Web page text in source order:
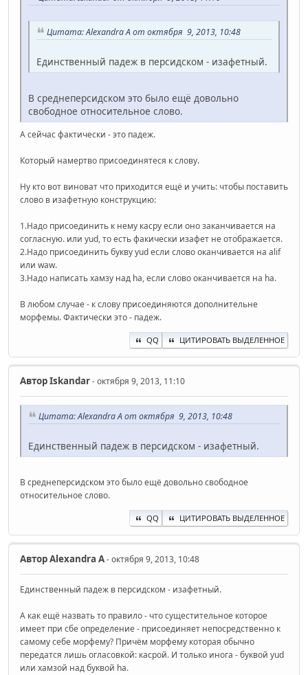
Цитата: Alexandra A от октября 9, 2013, 10:48
Единственный падеж в персидском - изафетный.
В среднеперсидском это было ещё довольно
свободное относительное слово.
А сейчас фактически - это падеж.
Который намертво присоединятеся к слову.
Ну кто вот виноват что приходится ещё и учить: чтобы поставить
слово в изафетную конструкцию:
1.Надо присоединить к нему касру если оно заканчивается на
согласную. или yud, то есть факически изафет не отображается.
2.Надо присоединить букву yud если слово оканчивается на alif
или waw.
3.Надо написать хамзу над ha, если слово оканчивается на ha.
В любом случае - к слову присоединяются дополнительне
морфемы. Фактически это - падеж.
QQ ЦИТИРОВАТЬ ВЫДЕЛЕННОЕ
АвторIskandar- октября 9, 2013, 11:10
Цитата: Alexandra A от октября 9, 2013, 10:48
Единственный падеж в персидском - изафетный.
В среднеперсидском это было ещё довольно свободное
относительное слово.
QQ ЦИТИРОВАТЬ ВЫДЕЛЕННОЕ
АвторAlexandra A- октября 9, 2013, 10:48
Единственный падеж в персидском - изафетный.
А как ещё назвать то правило - что сущестительное которое
имеет при сбе определение - присоединяет непосредственно к
самому себе морфему? Причём морфему которая обычно
передатся лишь огласовкой: касрой. И только инога - буквой yud
или хамзой над буквой ha.